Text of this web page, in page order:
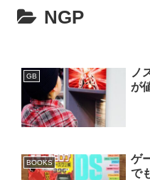
NGP
GB
ノ
が
BOOKS
ゲ
で